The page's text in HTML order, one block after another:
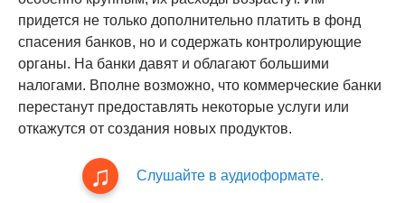
придется не только дополнительно платить в фонд
спасения банков, но и содержать контролирующие
органы. На банки давят и облагают большими
налогами. Вполне возможно, что коммерческие банки
перестанут предоставлять некоторые услуги или
откажутся от создания новых продуктов.
Слушайте в аудиоформате.